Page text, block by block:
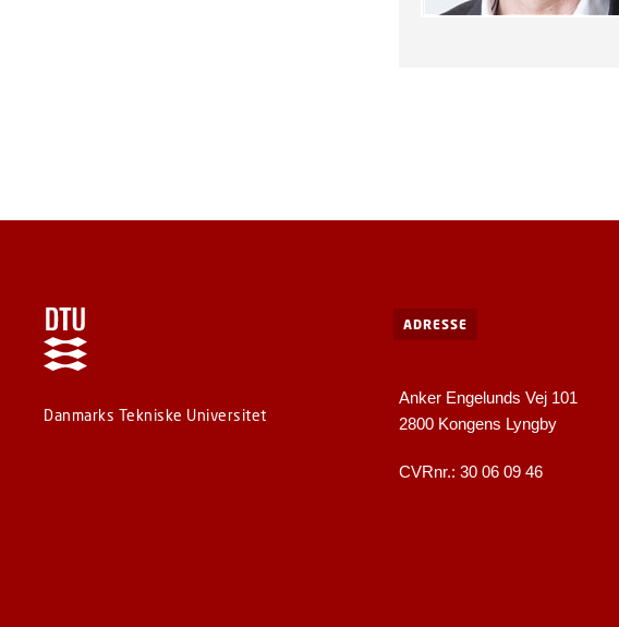
Danmarks Tekniske Universitet
ADRESSE
Anker Engelunds Vej 101
2800 Kongens Lyngby
CVRnr.: 30 06 09 46